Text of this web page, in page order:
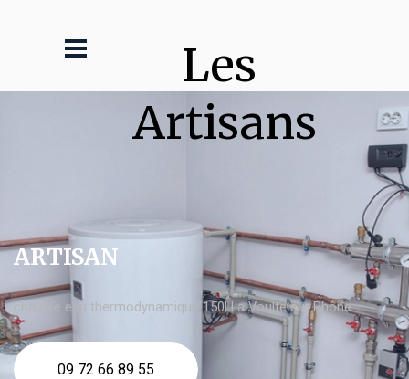
Les
Artisans
ARTISAN
chauffe eau thermodynamique 150l La Voulte sur Rhône
09 72 66 89 55